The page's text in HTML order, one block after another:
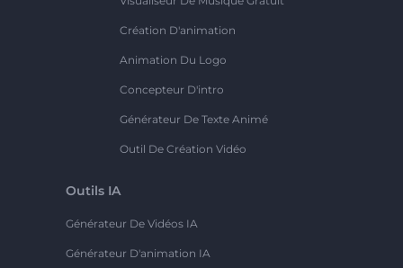
Création D'animation
Animation Du Logo
Concepteur D'intro
Générateur De Texte Animé
Outil De Création Vidéo
Outils IA
Générateur De Vidéos IA
Générateur D'animation IA